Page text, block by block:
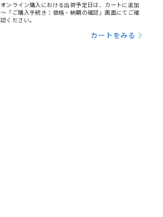
オンライン購入における出荷予定日は、カートに追加
～「ご購入手続き：価格・納期の確認」画面にてご確
認ください。
カートをみる